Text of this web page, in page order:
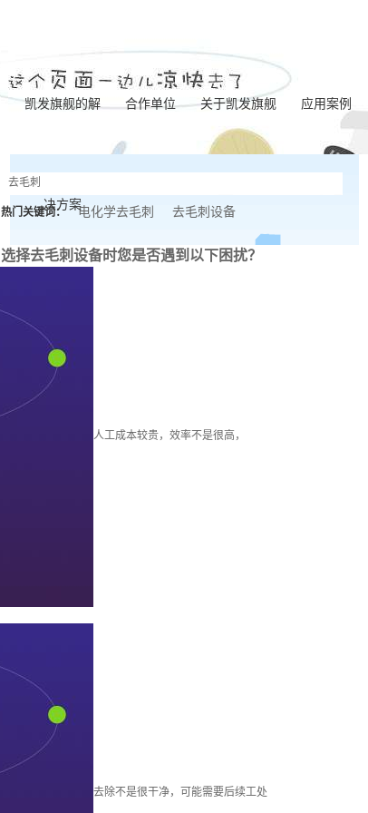
凯发旗舰的解
决方案
合作单位 关于凯发旗舰
凯发旗舰的简介
营业执照
联系凯发旗舰
应用案例
泵体加工
热门关键词： 电化学去毛刺 去毛刺设备
选择去毛刺设备时您是否遇到以下困扰？
人工成本较贵，效率不是很高，
去除不是很干净，可能需要后续工处